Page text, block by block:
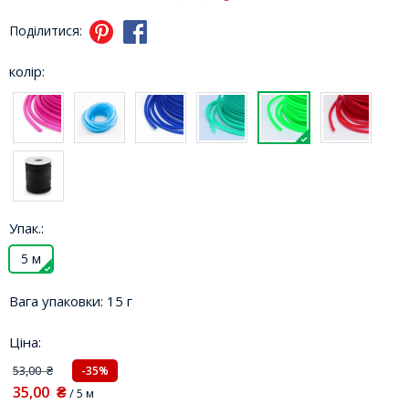
Поділитися:
колір:
Упак.:
5 м
Вага упаковки: 15 г
Ціна:
53,00₴ -35%
35,00 ₴/ 5 м